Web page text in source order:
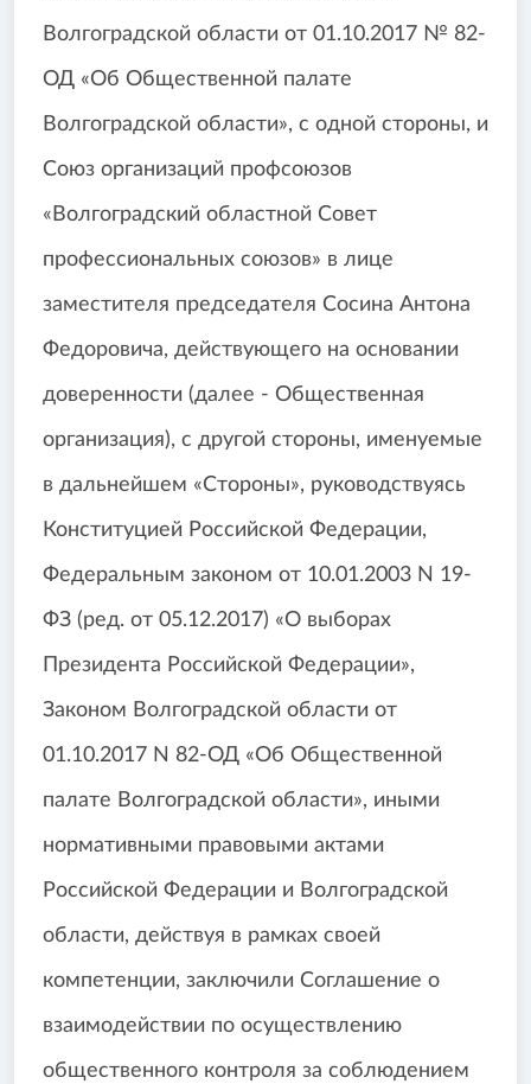
Волгоградской области от 01.10.2017 № 82-
ОД «Об Общественной палате
Волгоградской области», с одной стороны, и
Союз организаций профсоюзов
«Волгоградский областной Совет
профессиональных союзов» в лице
заместителя председателя Сосина Антона
Федоровича, действующего на основании
доверенности (далее - Общественная
организация), с другой стороны, именуемые
в дальнейшем «Стороны», руководствуясь
Конституцией Российской Федерации,
Федеральным законом от 10.01.2003 N 19-
ФЗ (ред. от 05.12.2017) «О выборах
Президента Российской Федерации»,
Законом Волгоградской области от
01.10.2017 N 82-ОД «Об Общественной
палате Волгоградской области», иными
нормативными правовыми актами
Российской Федерации и Волгоградской
области, действуя в рамках своей
компетенции, заключили Соглашение о
взаимодействии по осуществлению
общественного контроля за соблюдением